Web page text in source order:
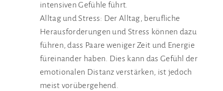
intensiven Gefühle führt.
Alltag und Stress: Der Alltag, berufliche
Herausforderungen und Stress können dazu
führen, dass Paare weniger Zeit und Energie
füreinander haben. Dies kann das Gefühl der
emotionalen Distanz verstärken, ist jedoch
meist vorübergehend.